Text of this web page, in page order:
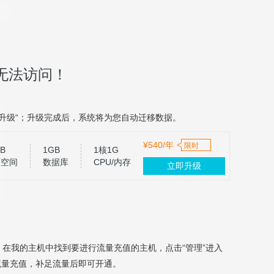
访问！
“；升级完成后，系统将为您自动迁移数据。
间
1GB
数据库
1核1G
CPU/内存
¥540/年 限时
立即升级
在我的主机中找到要进行流量充值的主机，点击“管理”进入
充值，补足流量后即可开通。